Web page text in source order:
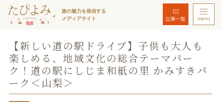
旅の魅力を発信する
メディアサイト
記事一覧 menu
【新しい道の駅ドライブ】子供も大人も
楽しめる、地域文化の総合テーマパー
ク！道の駅にしじま和紙の里 かみすきパ
ーク＜山梨＞